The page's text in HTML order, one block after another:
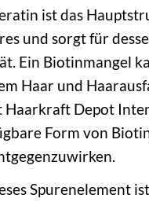
ist das
und sorgt für
Ein Biotinmangel
Haar und
Haarkraft Depot
Form von
Spurenelement